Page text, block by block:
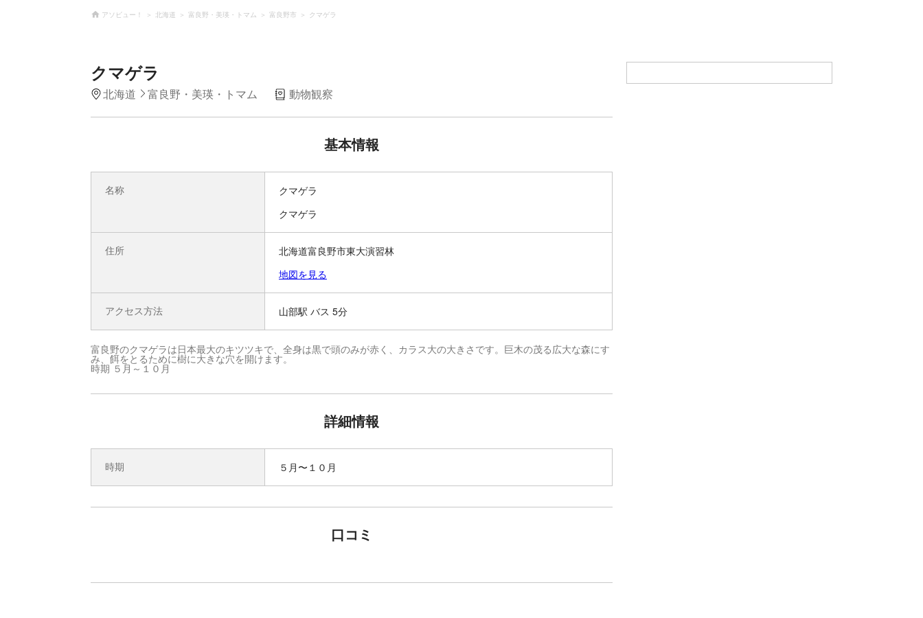
アソビュー！ 北海道 富良野・美瑛・トマム 富良野市 クマゲラ
クマゲラ
北海道 富良野・美瑛・トマム 動物観察
基本情報
名称
クマゲラ
クマゲラ
住所
北海道富良野市東大演習林
地図を見る
アクセス方法 山部駅 バス 5分
富良野のクマゲラは日本最大のキツツキで、全身は黒で頭のみが赤く、カラス大の大きさです。巨木の茂る広大な森にす
み、餌をとるために樹に大きな穴を開けます。
時期 ５月～１０月
詳細情報
時期 ５月〜１０月
口コミ